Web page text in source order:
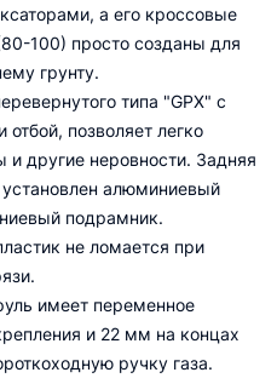
а его кроссовые
100) просто созданы для
грунту.
типа "GPX" c
отбой, позволяет легко
другие неровности. Задняя
алюминиевый
подрамник.
не ломается при
имеет переменное
и 22 мм на концах
ручку газа.